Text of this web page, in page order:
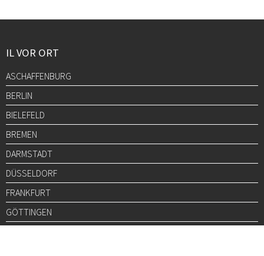
IL VOR ORT
ASCHAFFENBURG
BERLIN
BIELEFELD
BREMEN
DARMSTADT
DÜSSELDORF
FRANKFURT
GÖTTINGEN